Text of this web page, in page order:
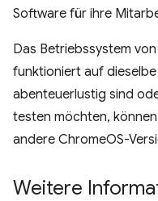
Software für ihre
Das Betriebssystem
funktioniert auf dieselbe
abenteuerlustig sind
testen möchten,
andere ChromeOS-
Weitere